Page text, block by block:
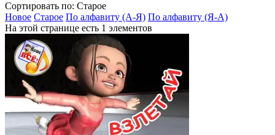
Сортировать по: Старое
Новое Старое По алфавиту (А-Я) По алфавиту (Я-А)
На этой странице есть 1 элементов